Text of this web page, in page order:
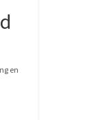
en